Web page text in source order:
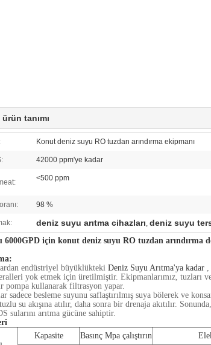
ürün tanımı
Konut deniz suyu RO tuzdan arındırma ekipmanı
42000 ppm'ye kadar
<500 ppm
98 %
deniz suyu arıtma cihazları, deniz suyu
6000GPD için konut deniz suyu RO tuzdan arındırma
endüstriyel büyüklükteki Deniz Suyu Arıtma'ya kadar ,
yok etmek için üretilmiştir. Ekipmanlarımız, tuzları
pompa kullanarak filtrasyon yapar.
sadece besleme suyunu saflaştırılmış suya bölerek ve
su akışına atılır, daha sonra bir drenaja akıtılır. Sonunda,
sularını arıtma gücüne sahiptir.
Kapasite Basınç Mpa çalıştırın